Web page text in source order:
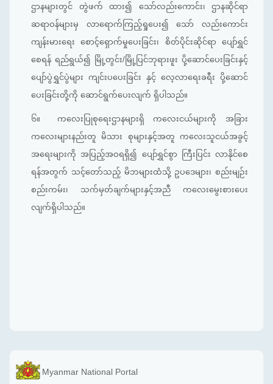
ဌာနများတွင် တွဲဖက် ထား၍ သော်လည်းကောင်း၊ ဌာနဆိုင်ရာ
ဆရာဝန်များမှ လာရောက်ကြည့်ရှုပေး၍ သော် လည်းကောင်း
ကျန်းမားရေး စောင့်ရှောက်မှုပေးခြင်း၊ စိတ်ပိုင်းဆိုင်ရာ ပျော်ရွှင်
စေရန် ရည်ရွယ်၍ မြို့တွင်း/မြို့ပြင်ဘုရားဖူး ပို့ဆောင်ပေးခြင်းနှင့်
ပျော်ပွဲရွှင်ပွဲများ ကျင်းပပေးခြင်း နှင့် လေ့လာရေးခရီး ပို့ဆောင်
ပေးခြင်းတို့ကို ဆောင်ရွက်ပေးလျက် ရှိပါသည်။
၆။
ကလေးပြုစုရေးဌာနများရှိ ကလေးငယ်များကို အခြား
ကလေးများနည်းတူ မိသား စုများနှင့်အတူ ကလေးသူငယ်အခွင့်
အရေးများကို အပြည့်အဝရရှိ၍ ပျော်ရွှင်စွာ ကြီးပြင်း လာနိုင်စေ
ရန်အတွက် သင့်တော်သည့် မိဘများထံသို့ ဥပဒေများ၊ စည်းမျဉ်း
စည်းကမ်း၊ သက်မှတ်ချက်များနှင့်အညီ ကလေးမွေးစားပေး
လျက်ရှိပါသည်။
Myanmar National Portal